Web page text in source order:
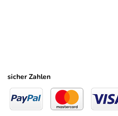
sicher Zahlen